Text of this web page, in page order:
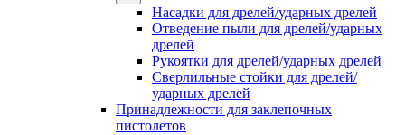
Насадки для дрелей/ударных дрелей
Отведение пыли для дрелей/ударных
дрелей
Рукоятки для дрелей/ударных дрелей
Сверлильные стойки для дрелей/
ударных дрелей
Принадлежности для заклепочных
пистолетов